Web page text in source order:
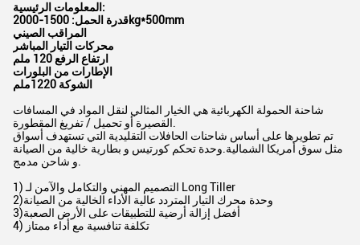
المعلومات الرئيسية:
قدرة الحمل: 1500-2000kg*500mm
المراقب الصيني
محركات التيار المباشر
ارتفاع الرفع 120 ملم
الإطارات من البلورات
الشوكة 1220ملم
شاحنة الحمولة الكهربائية هي الخيار المثالي لنقل المواد في المسافات
القصيرة أو تحميل / تفريغ المقطورة.
تم تطويرها على أساس شاحنات الحافلات التقليدية التي تستهدف أسواق
مثل سوق أمريكا الشمالية.وحدة تحكم كورتيس و بطارية خالية من الصيانة
و شاحن مدمج.
1) التصميم المهني والتكامل والآمن لـ Long Tiller
2)وحدة محرك التيار المتردد عالية الأداء الخالية من الصيانة
3)أفضل إزالة أرضية للتطبيقات على الأرض الصعبة
4) تكلفة تنافسية مع أداء ممتاز